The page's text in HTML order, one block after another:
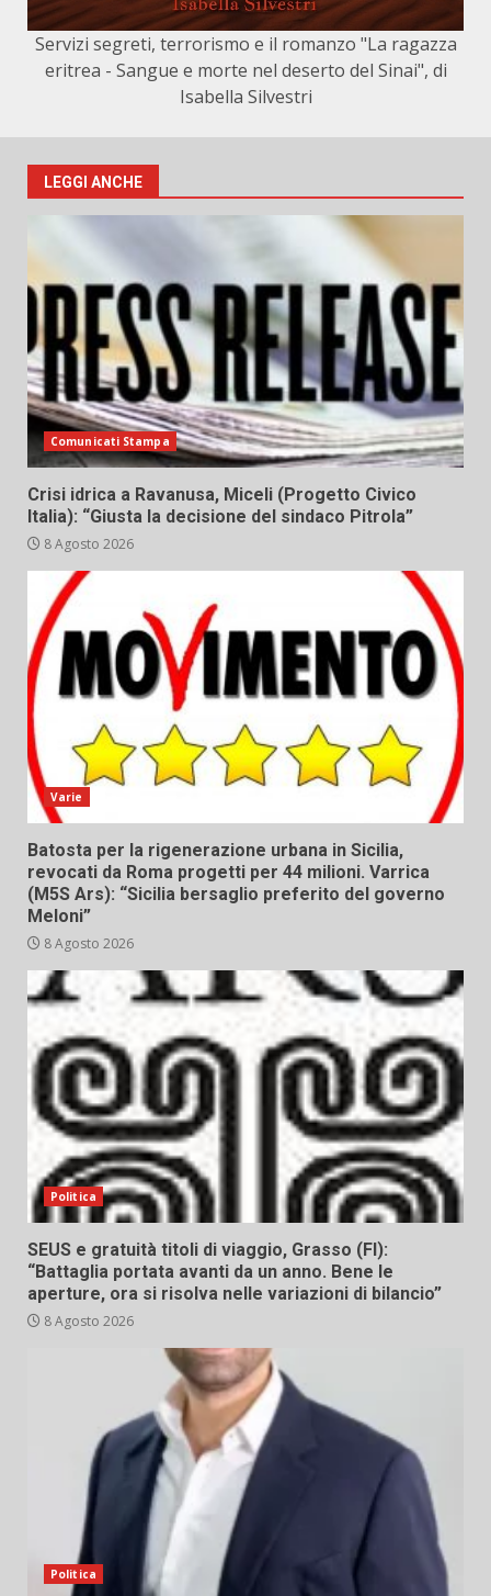
Servizi segreti, terrorismo e il romanzo "La ragazza
eritrea - Sangue e morte nel deserto del Sinai", di
Isabella Silvestri
LEGGI ANCHE
Comunicati Stampa
Crisi idrica a Ravanusa, Miceli (Progetto Civico
Italia): “Giusta la decisione del sindaco Pitrola”
8 Agosto 2026
Varie
Batosta per la rigenerazione urbana in Sicilia,
revocati da Roma progetti per 44 milioni. Varrica
(M5S Ars): “Sicilia bersaglio preferito del governo
Meloni”
8 Agosto 2026
Politica
SEUS e gratuità titoli di viaggio, Grasso (FI):
“Battaglia portata avanti da un anno. Bene le
aperture, ora si risolva nelle variazioni di bilancio”
8 Agosto 2026
Politica